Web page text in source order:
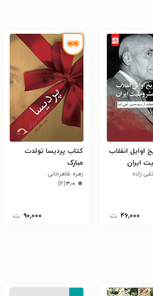
اوایل انقلاب
ایران
زاده
۴۶,۰۰۰ ت
کتاب پردیسا تولدت
مبارک
زهره طاهرخانی
۳٫۰(۴)
۹۰,۰۰۰ ت